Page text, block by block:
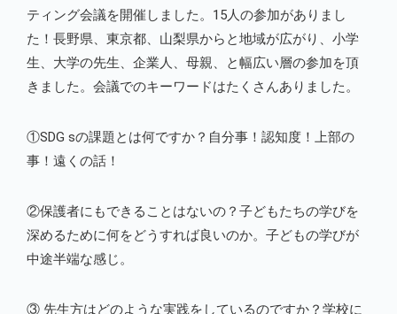
ティング会議を開催しました。15人の参加がありまし
た！長野県、東京都、山梨県からと地域が広がり、小学
生、大学の先生、企業人、母親、と幅広い層の参加を頂
きました。会議でのキーワードはたくさんありました。
①SDG sの課題とは何ですか？自分事！認知度！上部の
事！遠くの話！
②保護者にもできることはないの？子どもたちの学びを
深めるために何をどうすれば良いのか。子どもの学びが
中途半端な感じ。
③ 先生方はどのような実践をしているのですか？学校に